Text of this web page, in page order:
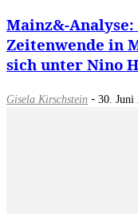
Mainz&-Analyse:
Zeitenwende in
sich unter Nino
Gisela Kirschstein - 30. Juni